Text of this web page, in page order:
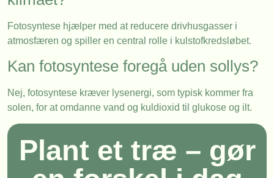
Fotosyntese hjælper med at reducere drivhusgasser i
atmosfæren og spiller en central rolle i kulstofkredsløbet.
Kan fotosyntese foregå uden sollys?
Nej, fotosyntese kræver lysenergi, som typisk kommer fra
solen, for at omdanne vand og kuldioxid til glukose og ilt.
Plant et træ – gør